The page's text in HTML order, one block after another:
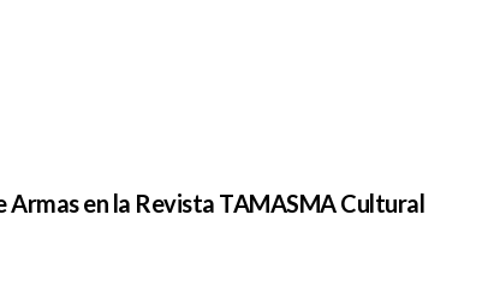
Armas en la Revista TAMASMA Cultural